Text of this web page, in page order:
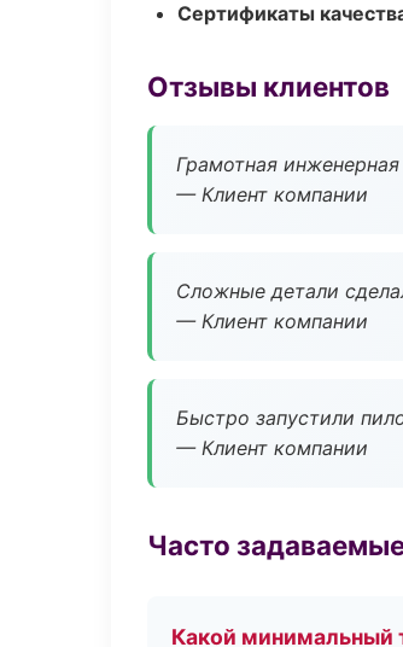
Сертификаты
Отзывы клиентов
Грамотная
— Клиент компании
Сложные детали
— Клиент компании
Быстро запустили
— Клиент компании
Часто
Какой минимальный